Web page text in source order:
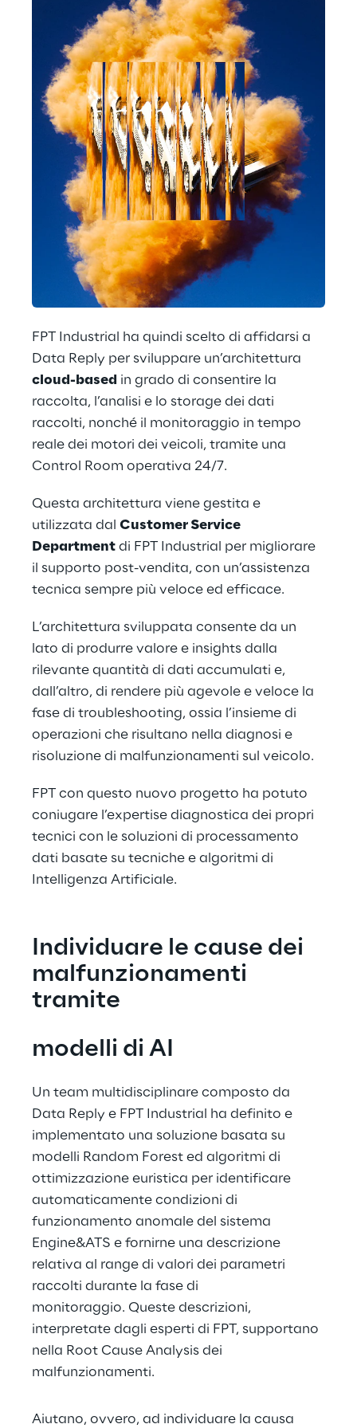
FPT Industrial ha quindi scelto di affidarsi a
Data Reply per sviluppare un’architettura
cloud-based in grado di consentire la
raccolta, l’analisi e lo storage dei dati
raccolti, nonché il monitoraggio in tempo
reale dei motori dei veicoli, tramite una
Control Room operativa 24/7.
Questa architettura viene gestita e
utilizzata dal Customer Service
Department di FPT Industrial per migliorare
il supporto post-vendita, con un’assistenza
tecnica sempre più veloce ed efficace.
L’architettura sviluppata consente da un
lato di produrre valore e insights dalla
rilevante quantità di dati accumulati e,
dall’altro, di rendere più agevole e veloce la
fase di troubleshooting, ossia l’insieme di
operazioni che risultano nella diagnosi e
risoluzione di malfunzionamenti sul veicolo.
FPT con questo nuovo progetto ha potuto
coniugare l’expertise diagnostica dei propri
tecnici con le soluzioni di processamento
dati basate su tecniche e algoritmi di
Intelligenza Artificiale.
Individuare le cause dei
malfunzionamenti
tramite
modelli di AI
Un team multidisciplinare composto da
Data Reply e FPT Industrial ha definito e
implementato una soluzione basata su
modelli Random Forest ed algoritmi di
ottimizzazione euristica per identificare
automaticamente condizioni di
funzionamento anomale del sistema
Engine&ATS e fornirne una descrizione
relativa al range di valori dei parametri
raccolti durante la fase di
monitoraggio. Queste descrizioni,
interpretate dagli esperti di FPT, supportano
nella Root Cause Analysis dei
malfunzionamenti.
Aiutano, ovvero, ad individuare la causa